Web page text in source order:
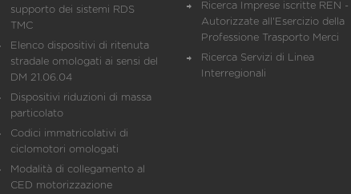
supporto dei sistemi RDS
TMC
Elenco dispositivi di ritenuta
stradale omologati ai sensi del
DM 21.06.04
Dispositivi riduzioni di massa
particolato
Codici immatricolativi di
ciclomotori omologati
Modalità di collegamento al
CED motorizzazione
Ricerca Imprese iscritte REN -
Autorizzate all'Esercizio della
Professione Trasporto Merci
Ricerca Servizi di Linea
Interregionali